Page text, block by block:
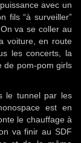
avec un
fils “à surveiller”
va se coller au
voiture, en route
les concerts, la
de pom-pom girls
le tunnel par les
est en
le chauffage à
va finir au SDF